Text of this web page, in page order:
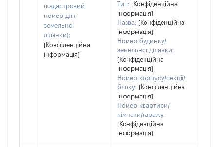
(кадастровий
номер для
земельної
ділянки):
[Конфіденційна
інформація]
Тип: [Конфіденційна
інформація]
Назва: [Конфіденційна
інформація]
Номер будинку/
земельної ділянки:
[Конфіденційна
інформація]
Номер корпусу/секції/
блоку: [Конфіденційна
інформація]
Номер квартири/
кімнати/гаражу:
[Конфіденційна
інформація]